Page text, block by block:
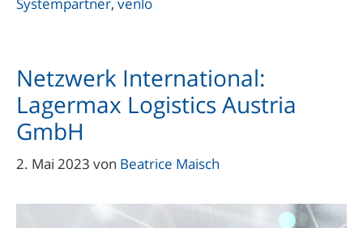
Systempartner, venlo
Netzwerk International:
Lagermax Logistics Austria
GmbH
2. Mai 2023 von Beatrice Maisch